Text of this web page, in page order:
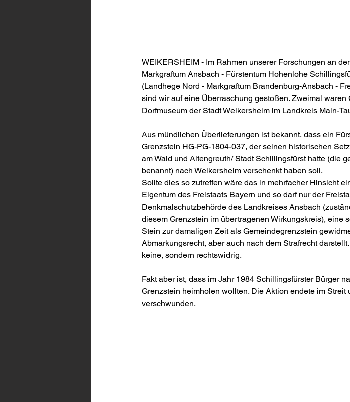
WEIKERSHEIM - Im Rahmen unserer Forschungen an
Markgraftum Ansbach - Fürstentum Hohenlohe
(Landhege Nord - Markgraftum Brandenburg-Ansbach -
sind wir auf eine Überraschung gestoßen. Zweimal
Dorfmuseum der Stadt Weikersheim im Landkreis Main-
Aus mündlichen Überlieferungen ist bekannt, dass ein
Grenzstein HG-PG-1804-037, der seinen historischen
am Wald und Altengreuth/ Stadt Schillingsfürst hatte (die
benannt) nach Weikersheim verschenkt haben soll.
Sollte dies so zutreffen wäre das in mehrfacher Hinsicht
Eigentum des Freistaats Bayern und so darf nur der
Denkmalschutzbehörde des Landkreises Ansbach
diesem Grenzstein im übertragenen Wirkungskreis), eine
Stein zur damaligen Zeit als Gemeindegrenzstein
Abmarkungsrecht, aber auch nach dem Strafrecht
keine, sondern rechtswidrig.
Fakt aber ist, dass im Jahr 1984 Schillingsfürster Bürger
Grenzstein heimholen wollten. Die Aktion endete im
verschwunden.